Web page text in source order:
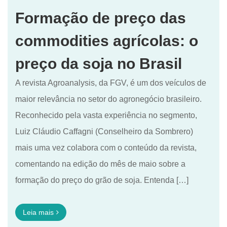
Formação de preço das
commodities agrícolas: o
preço da soja no Brasil
A revista Agroanalysis, da FGV, é um dos veículos de
maior relevância no setor do agronegócio brasileiro.
Reconhecido pela vasta experiência no segmento,
Luiz Cláudio Caffagni (Conselheiro da Sombrero)
mais uma vez colabora com o conteúdo da revista,
comentando na edição do mês de maio sobre a
formação do preço do grão de soja. Entenda […]
Leia mais